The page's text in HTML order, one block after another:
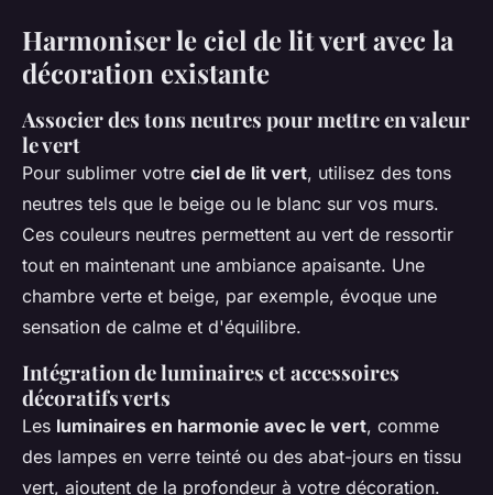
Harmoniser le ciel de lit vert avec la
décoration existante
Associer des tons neutres pour mettre en valeur
le vert
Pour sublimer votre ciel de lit vert, utilisez des tons
neutres tels que le beige ou le blanc sur vos murs.
Ces couleurs neutres permettent au vert de ressortir
tout en maintenant une ambiance apaisante. Une
chambre verte et beige, par exemple, évoque une
sensation de calme et d'équilibre.
Intégration de luminaires et accessoires
décoratifs verts
Les luminaires en harmonie avec le vert, comme
des lampes en verre teinté ou des abat-jours en tissu
vert, ajoutent de la profondeur à votre décoration.